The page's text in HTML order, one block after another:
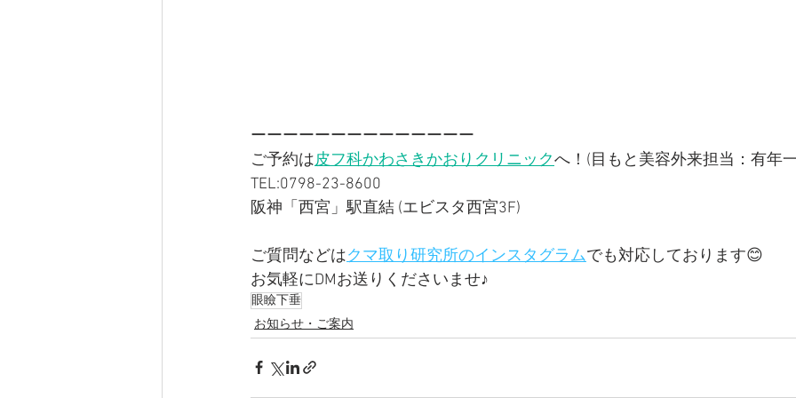
ーーーーーーーーーーーーーー
ご予約は皮フ科かわさきかおりクリニックへ！(目もと美容外来担当：有年
TEL:0798-23-8600
阪神「西宮」駅直結 (エビスタ西宮3F)
ご質問などはクマ取り研究所のインスタグラムでも対応しております😊
お気軽にDMお送りくださいませ♪
眼瞼下垂
お知らせ・ご案内